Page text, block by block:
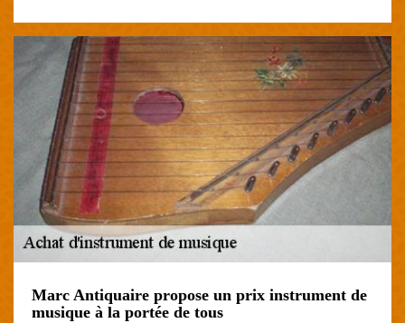
Marc Antiquaire propose un prix instrument de
musique à la portée de tous